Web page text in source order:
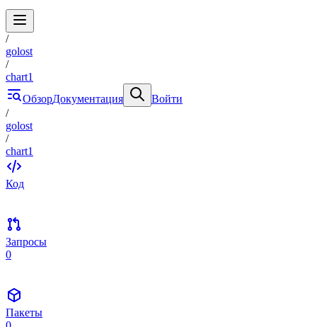
/
golost
/
chart1
ОбзорДокументация
Войти
/
golost
/
chart1
Код
Запросы
0
Пакеты